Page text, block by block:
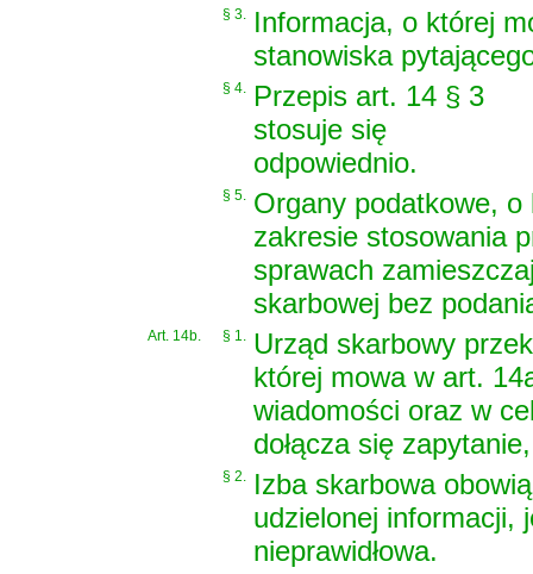
§ 3. Informacja, o której
stanowiska
§ 4. Przepis art. 14 § 3
stosuje się
odpowiednio.
§ 5. Organy podatkowe,
zakresie stosowania
sprawach
skarbowej bez
Art. 14b. § 1. Urząd skarbowy
której mowa w art.
wiadomości oraz w
dołącza się
§ 2. Izba skarbowa
udzielonej informacji,
nieprawidłowa.